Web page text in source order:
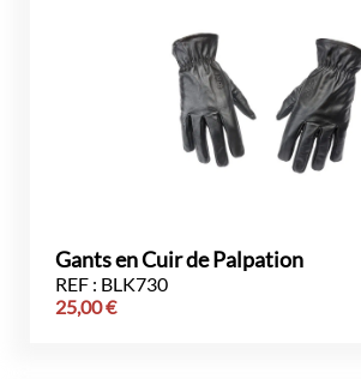
Gants en Cuir de Palpation
REF : BLK730
25,00€